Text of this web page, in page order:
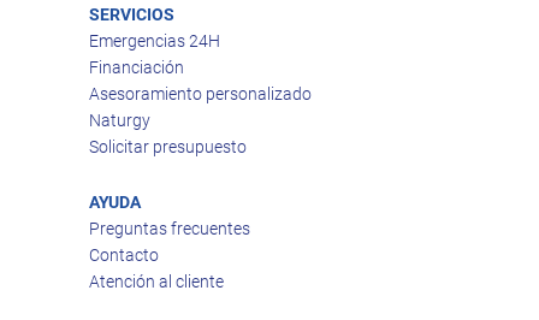
SERVICIOS
Emergencias 24H
Financiación
Asesoramiento personalizado
Naturgy
Solicitar presupuesto
AYUDA
Preguntas frecuentes
Contacto
Atención al cliente